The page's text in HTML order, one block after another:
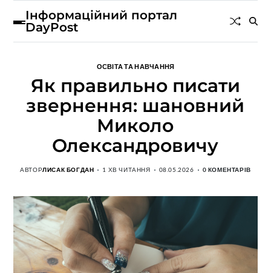
Інформаційний портал
DayPost
ОСВІТА ТА НАВЧАННЯ
Як правильно писати
звернення: шановний
Миколо
Олександровичу
АВТОРЛИСАК БОГДАН 1 ХВ ЧИТАННЯ 08.05.2026 0 КОМЕНТАРІВ